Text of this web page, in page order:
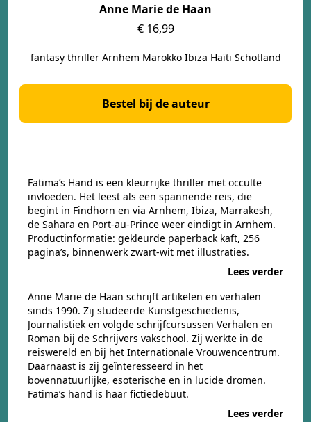
Anne Marie de Haan
€ 16,99
fantasy thriller Arnhem Marokko Ibiza Haïti Schotland
Bestel bij de auteur
Fatima’s Hand is een kleurrijke thriller met occulte
invloeden. Het leest als een spannende reis, die
begint in Findhorn en via Arnhem, Ibiza, Marrakesh,
de Sahara en Port-au-Prince weer eindigt in Arnhem.
Productinformatie: gekleurde paperback kaft, 256
pagina’s, binnenwerk zwart-wit met illustraties.
Lees verder
Anne Marie de Haan schrijft artikelen en verhalen
sinds 1990. Zij studeerde Kunstgeschiedenis,
Journalistiek en volgde schrijfcursussen Verhalen en
Roman bij de Schrijvers vakschool. Zij werkte in de
reiswereld en bij het Internationale Vrouwencentrum.
Daarnaast is zij geïnteresseerd in het
bovennatuurlijke, esoterische en in lucide dromen.
Fatima’s hand is haar fictiedebuut.
Lees verder